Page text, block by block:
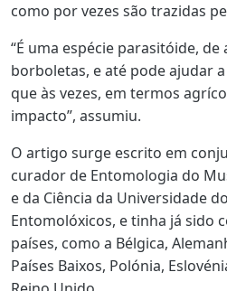
como por vezes são trazidas
“É uma espécie parasitóide,
borboletas, e até pode ajudar
que às vezes, em termos
impacto”, assumiu.
O artigo surge escrito em
curador de Entomologia do
e da Ciência da Universidade
Entomolóxicos, e tinha já sido
países, como a Bélgica,
Países Baixos, Polónia,